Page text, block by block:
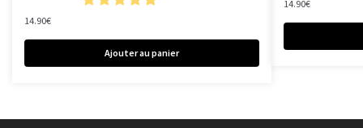
14.90€
Ajouter au panier
14.90€